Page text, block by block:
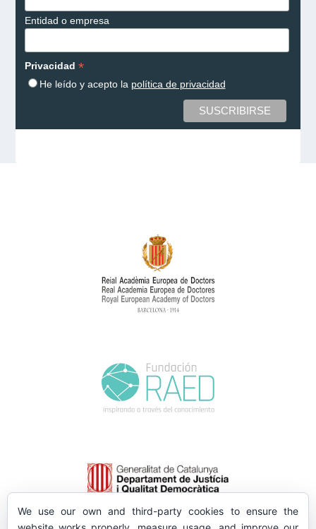
Entidad o empresa
Privacidad *
He leído y acepto la política de privacidad
We use our own and third-party cookies to ensure the